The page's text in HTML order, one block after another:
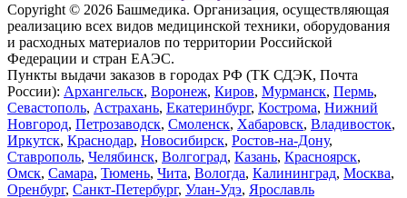
Copyright © 2026 Башмедика. Организация, осуществляющая
реализацию всех видов медицинской техники, оборудования
и расходных материалов по территории Российской
Федерации и стран ЕАЭС.
Пункты выдачи заказов в городах РФ (ТК СДЭК, Почта
России): Архангельск, Воронеж, Киров, Мурманск, Пермь,
Севастополь, Астрахань, Екатеринбург, Кострома, Нижний
Новгород, Петрозаводск, Смоленск, Хабаровск, Владивосток,
Иркутск, Краснодар, Новосибирск, Ростов-на-Дону,
Ставрополь, Челябинск, Волгоград, Казань, Красноярск,
Омск, Самара, Тюмень, Чита, Вологда, Калининград, Москва,
Оренбург, Санкт-Петербург, Улан-Удэ, Ярославль